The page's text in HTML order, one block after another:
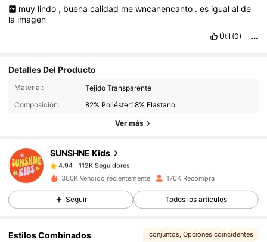
muy lindo , buena calidad me wncanencanto . es igual al de
la imagen
Útil (0)
Detalles Del Producto
Material:
Tejido Transparente
Composición:
82% Poliéster,18% Elastano
Ver más
SUNSHNE Kids
4.94
112K Seguidores
m***6seguidoHace 5 horas
4.94
112K Seguidores
4.94 112K Seguidores
4.94 112K Seguidores
360K Vendido recientemente 170K Recompra
Seguir Todos los artículos
Estilos Combinados conjuntos, Opciones coincidentes